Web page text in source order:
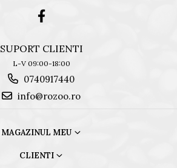
SUPORT CLIENTI
L-V 09:00-18:00
0740917440
info@rozoo.ro
MAGAZINUL MEU
CLIENTI